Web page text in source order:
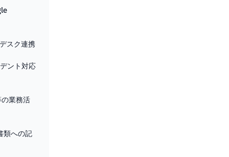
スク連携
ント対応
業務活
類への記